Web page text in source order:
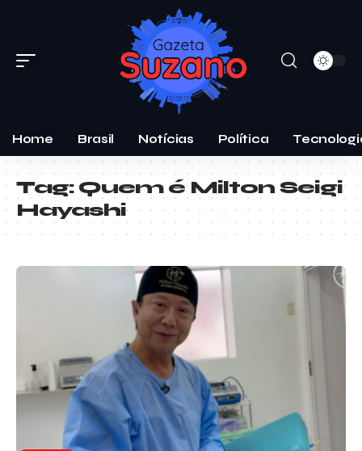
Home Brasil Notícias Política
Tag:Quem é Milton Seigi
Hayashi